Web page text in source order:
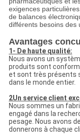
exigences
de balances
différents besoins des
Avantages
1- De haute qualité:
Nous avons un
produits sont
et sont très présents
dans le monde entier.
2Un service client
Nous sommes un
engagé dans la
pesage. Nous avons
donnerons à chaque